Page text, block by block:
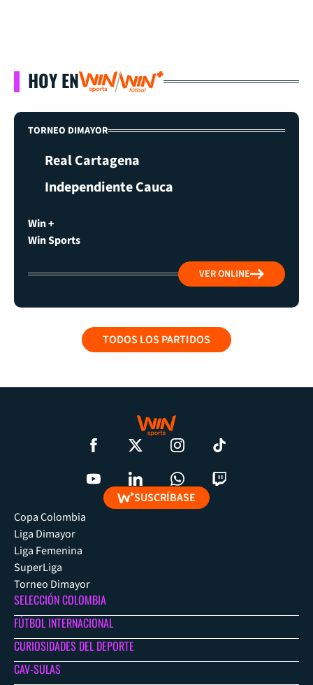
HOY EN
TORNEO DIMAYOR
Real Cartagena
Independiente Cauca
Win +
Win Sports
VER ONLINE
TODOS LOS PARTIDOS
SUSCRÍBASE
Copa Colombia
Liga Dimayor
Liga Femenina
SuperLiga
Torneo Dimayor
SELECCIÓN COLOMBIA
FÚTBOL INTERNACIONAL
CURIOSIDADES DEL DEPORTE
CAV-SULAS